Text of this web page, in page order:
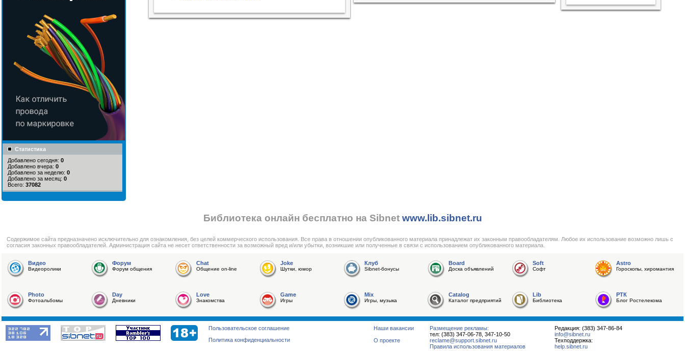
Статистика
Добавлено сегодня: 0
Добавлено вчера: 0
Добавлено за неделю: 0
Добавлено за месяц: 0
Всего: 37082
Библиотека онлайн бесплатно на Sibnet www.lib.sibnet.ru
Cодержимое сайта предназначено исключительно для ознакомления, без целей коммерческого использования. Все права в отношении опубликованного материала принадлежат их законным правообладателям. Любое их использование возможно лишь с
согласия законных правообладателей. Администрация сайта не несет ответственности за возможный вред и/или убытки, возникшие или полученные в связи с использованием опубликованного материала.
Видео
Видеоролики
Форум
Форум общения
Chat
Общение on-line
Joke
Шутки, юмор
Клуб
Sibnet-бонусы
Board
Доска объявлений
Soft
Софт
Astro
Гороскопы, хиромантия
Photo
Фотоальбомы
Day
Дневники
Love
Знакомства
Game
Игры
Mix
Игры, музыка
Catalog
Каталог предприятий
Lib
Библиотека
РТК
Блог Ростелекома
Редакция: (383) 347-86-84
info@sibnet.ru
Техподдержка:
help.sibnet.ru
Размещение рекламы:
тел: (383) 347-06-78, 347-10-50
reclame@support.sibnet.ru
Правила использования материалов
Наши вакансии
О проекте
Пользовательское соглашение
Политика конфиденциальности